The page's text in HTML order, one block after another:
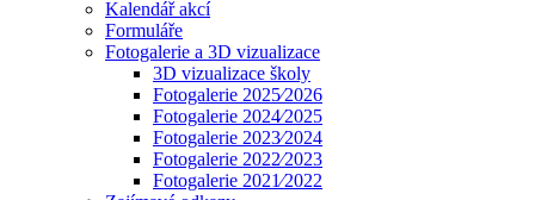
Kalendář akcí
Formuláře
Fotogalerie a 3D vizualizace
3D vizualizace školy
Fotogalerie 2025⁄2026
Fotogalerie 2024⁄2025
Fotogalerie 2023⁄2024
Fotogalerie 2022⁄2023
Fotogalerie 2021⁄2022